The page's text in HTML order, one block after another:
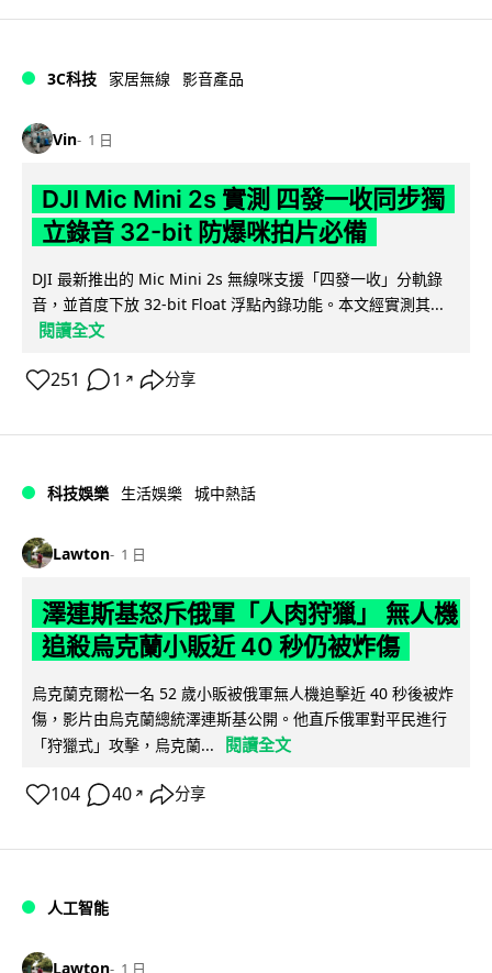
3C科技 家居無線 影音產品
Vin 1 日
DJI Mic Mini 2s 實測 四發一收同步獨
立錄音 32-bit 防爆咪拍片必備
DJI 最新推出的 Mic Mini 2s 無線咪支援「四發一收」分軌錄
音，並首度下放 32-bit Float 浮點內錄功能。本文經實測其...
閱讀全文
251 1 ↗ 分享
科技娛樂 生活娛樂 城中熱話
Lawton 1 日
澤連斯基怒斥俄軍「人肉狩獵」 無人機
追殺烏克蘭小販近 40 秒仍被炸傷
烏克蘭克爾松一名 52 歲小販被俄軍無人機追擊近 40 秒後被炸
傷，影片由烏克蘭總統澤連斯基公開。他直斥俄軍對平民進行
「狩獵式」攻擊，烏克蘭...
閱讀全文
104 40 ↗ 分享
人工智能
Lawton 1 日